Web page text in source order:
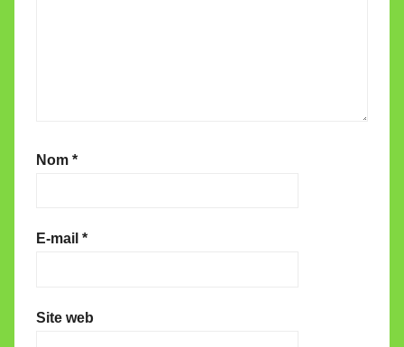
Nom *
E-mail *
Site web